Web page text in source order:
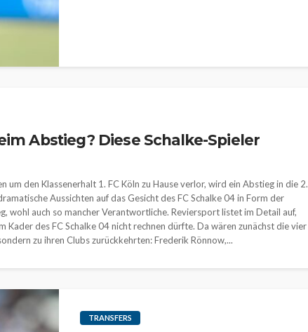
Abstieg? Diese Schalke-Spieler
um den Klassenerhalt 1. FC Köln zu Hause verlor, wird ein Abstieg in die 2.
Aussichten auf das Gesicht des FC Schalke 04 in Form der
wohl auch so mancher Verantwortliche. Reviersport listet im Detail auf,
Kader des FC Schalke 04 nicht rechnen dürfte. Da wären zunächst die vier
zu ihren Clubs zurückkehrten: Frederik Rönnow,...
TRANSFERS